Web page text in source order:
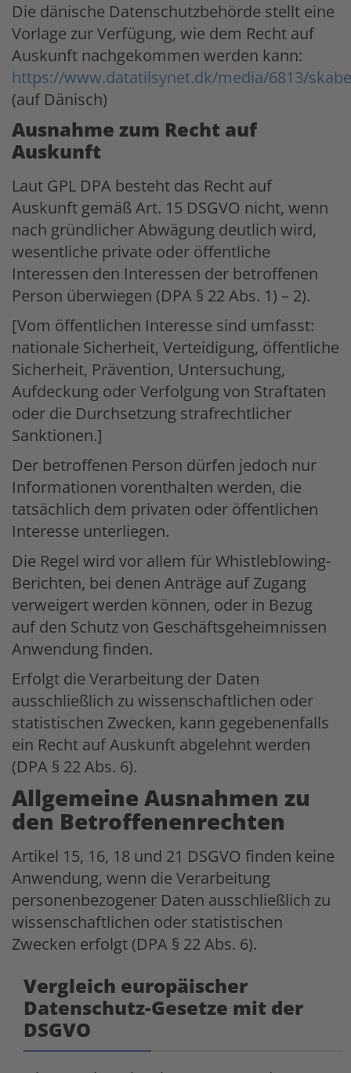
Die dänische Datenschutzbehörde stellt eine
Vorlage zur Verfügung, wie dem Recht auf
Auskunft nachgekommen werden kann:
https://www.datatilsynet.dk/media/6813/
(auf Dänisch)
Ausnahme zum Recht auf
Auskunft
Laut GPL DPA besteht das Recht auf
Auskunft gemäß Art. 15 DSGVO nicht, wenn
nach gründlicher Abwägung deutlich wird,
wesentliche private oder öffentliche
Interessen den Interessen der betroffenen
Person überwiegen (DPA § 22 Abs. 1) – 2).
[Vom öffentlichen Interesse sind umfasst:
nationale Sicherheit, Verteidigung, öffentliche
Sicherheit, Prävention, Untersuchung,
Aufdeckung oder Verfolgung von Straftaten
oder die Durchsetzung strafrechtlicher
Sanktionen.]
Der betroffenen Person dürfen jedoch nur
Informationen vorenthalten werden, die
tatsächlich dem privaten oder öffentlichen
Interesse unterliegen.
Die Regel wird vor allem für Whistleblowing-
Berichten, bei denen Anträge auf Zugang
verweigert werden können, oder in Bezug
auf den Schutz von Geschäftsgeheimnissen
Anwendung finden.
Erfolgt die Verarbeitung der Daten
ausschließlich zu wissenschaftlichen oder
statistischen Zwecken, kann gegebenenfalls
ein Recht auf Auskunft abgelehnt werden
(DPA § 22 Abs. 6).
Allgemeine Ausnahmen zu
den Betroffenenrechten
Artikel 15, 16, 18 und 21 DSGVO finden keine
Anwendung, wenn die Verarbeitung
personenbezogener Daten ausschließlich zu
wissenschaftlichen oder statistischen
Zwecken erfolgt (DPA § 22 Abs. 6).
Vergleich europäischer
Datenschutz-Gesetze mit der
DSGVO